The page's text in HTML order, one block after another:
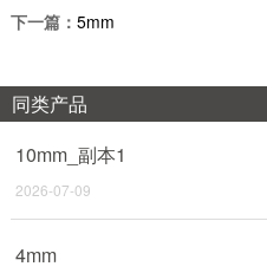
下一篇： 5mm
同类产品
10mm_副本1
2026-07-09
4mm